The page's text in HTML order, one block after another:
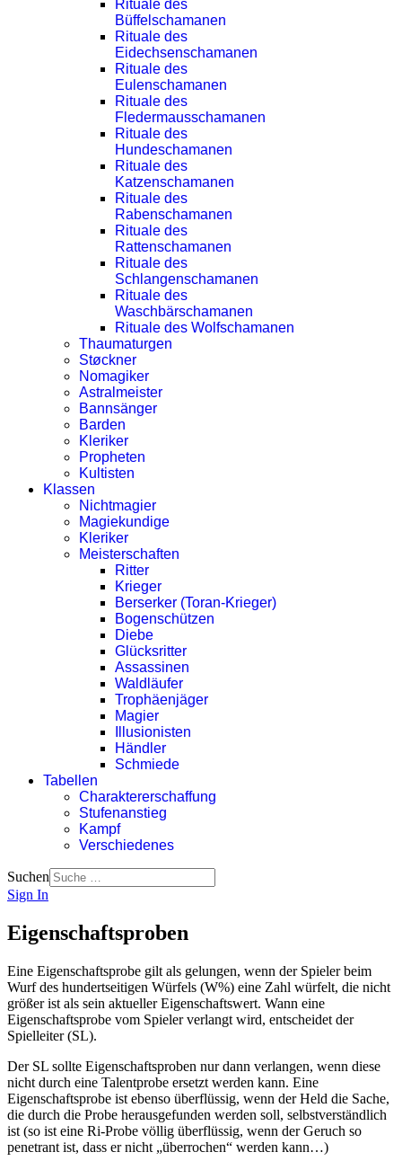
Rituale des
Büffelschamanen
Rituale des
Eidechsenschamanen
Rituale des
Eulenschamanen
Rituale des
Fledermausschamanen
Rituale des
Hundeschamanen
Rituale des
Katzenschamanen
Rituale des
Rabenschamanen
Rituale des
Rattenschamanen
Rituale des
Schlangenschamanen
Rituale des
Waschbärschamanen
Rituale des Wolfschamanen
Thaumaturgen
Støckner
Nomagiker
Astralmeister
Bannsänger
Barden
Kleriker
Propheten
Kultisten
Klassen
Nichtmagier
Magiekundige
Kleriker
Meisterschaften
Ritter
Krieger
Berserker (Toran-Krieger)
Bogenschützen
Diebe
Glücksritter
Assassinen
Waldläufer
Trophäenjäger
Magier
Illusionisten
Händler
Schmiede
Tabellen
Charaktererschaffung
Stufenanstieg
Kampf
Verschiedenes
Suchen
Sign In
Eigenschaftsproben
Eine Eigenschaftsprobe gilt als gelungen, wenn der Spieler beim
Wurf des hundertseitigen Würfels (W%) eine Zahl würfelt, die nicht
größer ist als sein aktueller Eigenschaftswert. Wann eine
Eigenschaftsprobe vom Spieler verlangt wird, entscheidet der
Spielleiter (SL).
Der SL sollte Eigenschaftsproben nur dann verlangen, wenn diese
nicht durch eine Talentprobe ersetzt werden kann. Eine
Eigenschaftsprobe ist ebenso überflüssig, wenn der Held die Sache,
die durch die Probe herausgefunden werden soll, selbstverständlich
ist (so ist eine Ri-Probe völlig überflüssig, wenn der Geruch so
penetrant ist, dass er nicht „überrochen“ werden kann…)